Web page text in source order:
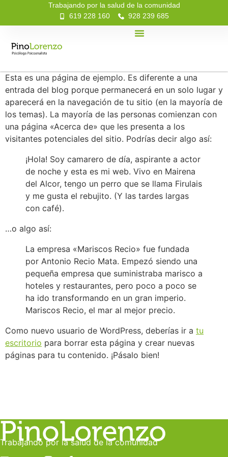
Trabajando por la salud de la comunidad
619 228 160
928 239 685
Esta es una página de ejemplo. Es diferente a una
entrada del blog porque permanecerá en un solo lugar y
aparecerá en la navegación de tu sitio (en la mayoría de
los temas). La mayoría de las personas comienzan con
una página «Acerca de» que les presenta a los
visitantes potenciales del sitio. Podrías decir algo así:
¡Hola! Soy camarero de día, aspirante a actor
de noche y esta es mi web. Vivo en Mairena
del Alcor, tengo un perro que se llama Firulais
y me gusta el rebujito. (Y las tardes largas
con café).
…o algo así:
La empresa «Mariscos Recio» fue fundada
por Antonio Recio Mata. Empezó siendo una
pequeña empresa que suministraba marisco a
hoteles y restaurantes, pero poco a poco se
ha ido transformando en un gran imperio.
Mariscos Recio, el mar al mejor precio.
Como nuevo usuario de WordPress, deberías ir a tu
escritorio para borrar esta página y crear nuevas
páginas para tu contenido. ¡Pásalo bien!
Trabajando por la salud de la comunidad